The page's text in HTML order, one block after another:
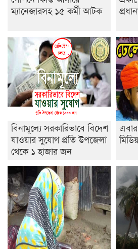
নেতৃত্ব ইসতিয়াক-মাহফুজ
ডাকসুতে শিবিরের নিরঙ্কুশ জয়
রাজশাহীতে ট্রাকচাপায় ভ্যানচালক
শেষ সময়ে ভোট কারচুরি অভিযোগ
ম্যানেজারসহ ১৫ কর্মী আটক
বিনামূল্যে সরকারিভাবে বিদেশ
যাওয়ার সুযোগ প্রতি উপজেলা
থেকে ১ হাজার জন